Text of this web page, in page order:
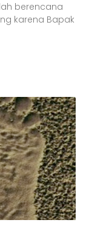
berencana
karena Bapak